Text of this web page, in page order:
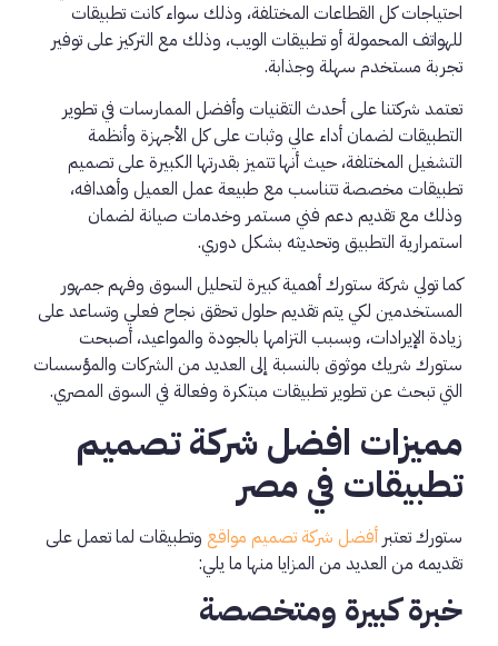
احتياجات كل القطاعات المختلفة، وذلك سواء كانت تطبيقات
للهواتف المحمولة أو تطبيقات الويب، وذلك مع التركيز على توفير
تجربة مستخدم سهلة وجذابة.
تعتمد شركتنا على أحدث التقنيات وأفضل الممارسات في تطوير
التطبيقات لضمان أداء عالي وثبات على كل الأجهزة وأنظمة
التشغيل المختلفة، حيث أنها تتميز بقدرتها الكبيرة على تصميم
تطبيقات مخصصة تتناسب مع طبيعة عمل العميل وأهدافه،
وذلك مع تقديم دعم فني مستمر وخدمات صيانة لضمان
استمرارية التطبيق وتحديثه بشكل دوري.
كما تولي شركة ستورك أهمية كبيرة لتحليل السوق وفهم جمهور
المستخدمين لكي يتم تقديم حلول تحقق نجاح فعلي وتساعد على
زيادة الإيرادات، وبسبب التزامها بالجودة والمواعيد، أصبحت
ستورك شريك موثوق بالنسبة إلى العديد من الشركات والمؤسسات
التي تبحث عن تطوير تطبيقات مبتكرة وفعالة في السوق المصري.
مميزات افضل شركة تصميم
تطبيقات في مصر
ستورك تعتبر أفضل شركة تصميم مواقع وتطبيقات لما تعمل على
تقديمه من العديد من المزايا منها ما يلي:
خبرة كبيرة ومتخصصة